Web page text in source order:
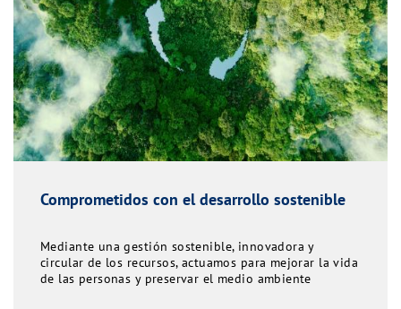
Comprometidos con el desarrollo sostenible
Mediante una gestión sostenible, innovadora y
circular de los recursos, actuamos para mejorar la vida
de las personas y preservar el medio ambiente